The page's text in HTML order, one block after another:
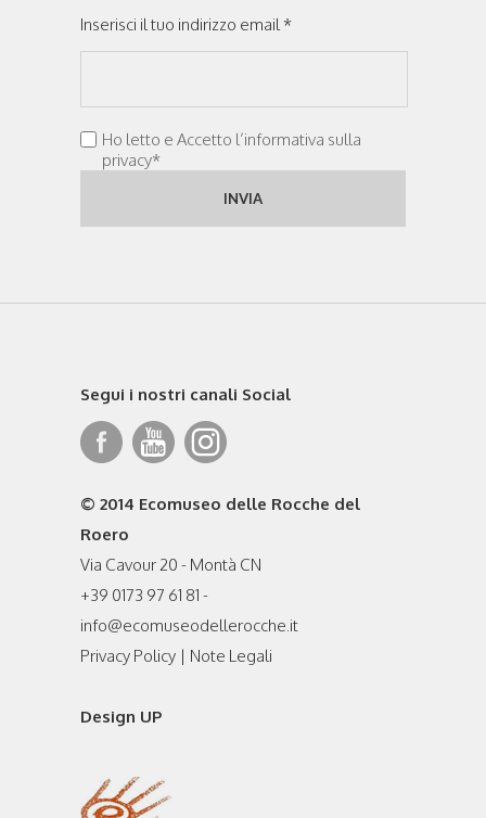
Inserisci il tuo indirizzo email *
Ho letto e Accetto l’informativa sulla
privacy*
Segui i nostri canali Social
© 2014 Ecomuseo delle Rocche del
Roero
Via Cavour 20 - Montà CN
+39 0173 97 61 81 -
info@ecomuseodellerocche.it
Privacy Policy | Note Legali
Design UP